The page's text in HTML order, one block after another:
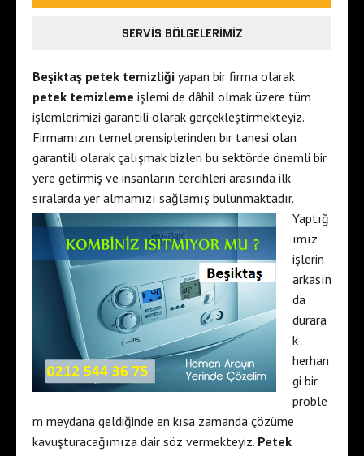
SERVIS BÖLGELERIMIZ
Beşiktaş petek temizliği yapan bir firma olarak
petek temizleme işlemi de dâhil olmak üzere tüm
işlemlerimizi garantili olarak gerçekleştirmekteyiz.
Firmamızın temel prensiplerinden bir tanesi olan
garantili olarak çalışmak bizleri bu sektörde önemli bir
yere getirmiş ve insanların tercihleri arasında ilk
sıralarda yer almamızı sağlamış bulunmaktadır.
Yaptığ
ımız
işlerin
arkasın
da
durara
k
herhan
gi bir
proble
m meydana geldiğinde en kısa zamanda çözüme
kavuşturacağımıza dair söz vermekteyiz. Petek